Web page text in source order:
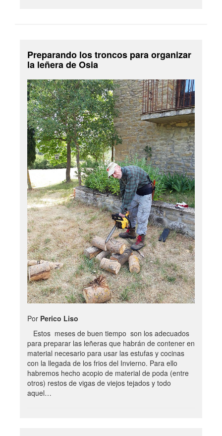
Preparando los troncos para organizar
la leñera de Osia
Por Perico Liso
Estos meses de buen tiempo son los adecuados
para preparar las leñeras que habrán de contener en
material necesario para usar las estufas y cocinas
con la llegada de los frios del Invierno. Para ello
habremos hecho acopio de material de poda (entre
otros) restos de vigas de viejos tejados y todo
aquel…